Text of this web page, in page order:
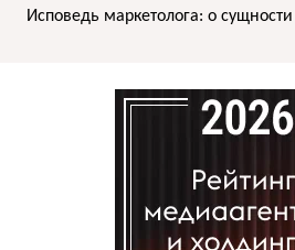
Исповедь маркетолога: о